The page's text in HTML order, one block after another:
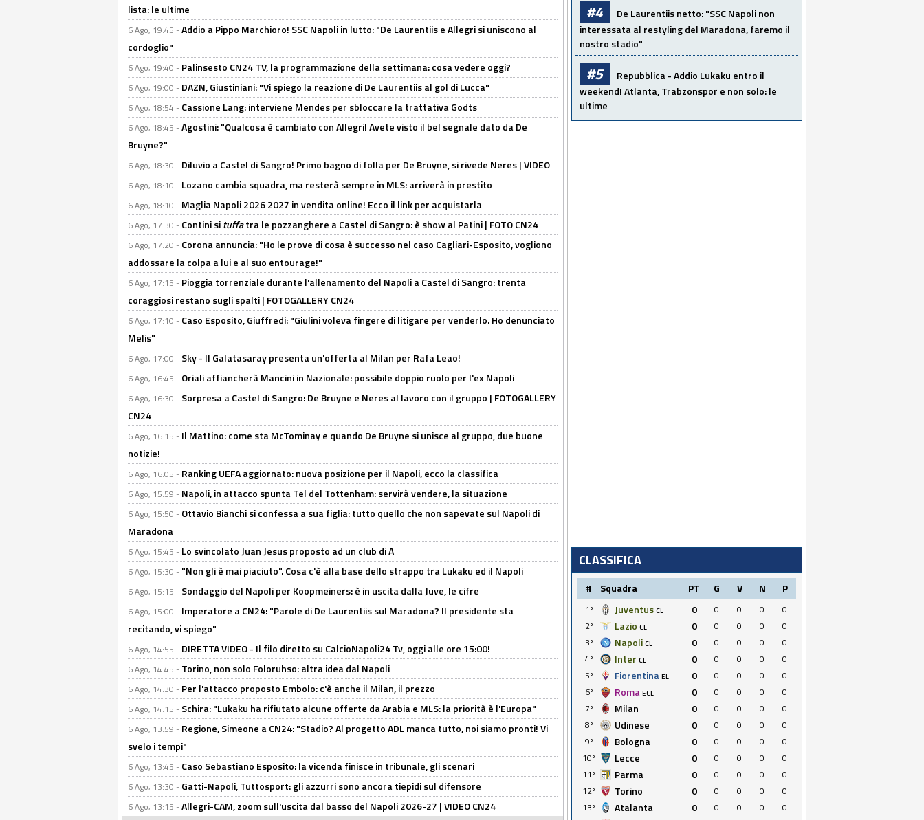
lista: le ultime
6 Ago, 19:45 -Addio a Pippo Marchioro! SSC Napoli in lutto: "De Laurentiis e Allegri si uniscono al
cordoglio"
6 Ago, 19:40 - Palinsesto CN24 TV, la programmazione della settimana: cosa vedere oggi?
6 Ago, 19:00 - DAZN, Giustiniani: "Vi spiego la reazione di De Laurentiis al gol di Lucca"
6 Ago, 18:54 - Cassione Lang: interviene Mendes per sbloccare la trattativa Godts
6 Ago, 18:45 -Agostini: "Qualcosa è cambiato con Allegri! Avete visto il bel segnale dato da De
Bruyne?"
6 Ago, 18:30 - Diluvio a Castel di Sangro! Primo bagno di folla per De Bruyne, si rivede Neres | VIDEO
6 Ago, 18:10 - Lozano cambia squadra, ma resterà sempre in MLS: arriverà in prestito
6 Ago, 18:10 - Maglia Napoli 2026 2027 in vendita online! Ecco il link per acquistarla
6 Ago, 17:30 - Contini situffatra le pozzanghere a Castel di Sangro: è show al Patini | FOTO CN24
6 Ago, 17:20 - Corona annuncia: "Ho le prove di cosa è successo nel caso Cagliari-Esposito, vogliono
addossare la colpa a lui e al suo entourage!"
6 Ago, 17:15 - Pioggia torrenziale durante l'allenamento del Napoli a Castel di Sangro: trenta
coraggiosi restano sugli spalti | FOTOGALLERY CN24
6 Ago, 17:10 - Caso Esposito, Giuffredi: "Giulini voleva fingere di litigare per venderlo. Ho denunciato
Melis"
6 Ago, 17:00 - Sky - Il Galatasaray presenta un'offerta al Milan per Rafa Leao!
6 Ago, 16:45 - Oriali affiancherà Mancini in Nazionale: possibile doppio ruolo per l'ex Napoli
6 Ago, 16:30 - Sorpresa a Castel di Sangro: De Bruyne e Neres al lavoro con il gruppo | FOTOGALLERY
CN24
6 Ago, 16:15 - Il Mattino: come sta McTominay e quando De Bruyne si unisce al gruppo, due buone
notizie!
6 Ago, 16:05 - Ranking UEFA aggiornato: nuova posizione per il Napoli, ecco la classifica
6 Ago, 15:59 - Napoli, in attacco spunta Tel del Tottenham: servirà vendere, la situazione
6 Ago, 15:50 - Ottavio Bianchi si confessa a sua figlia: tutto quello che non sapevate sul Napoli di
Maradona
6 Ago, 15:45 - Lo svincolato Juan Jesus proposto ad un club di A
6 Ago, 15:30 - "Non gli è mai piaciuto". Cosa c'è alla base dello strappo tra Lukaku ed il Napoli
6 Ago, 15:15 - Sondaggio del Napoli per Koopmeiners: è in uscita dalla Juve, le cifre
6 Ago, 15:00 - Imperatore a CN24: "Parole di De Laurentiis sul Maradona? Il presidente sta
recitando, vi spiego"
6 Ago, 14:55 - DIRETTA VIDEO - Il filo diretto su CalcioNapoli24 Tv, oggi alle ore 15:00!
6 Ago, 14:45 - Torino, non solo Foloruhso: altra idea dal Napoli
6 Ago, 14:30 - Per l'attacco proposto Embolo: c'è anche il Milan, il prezzo
6 Ago, 14:15 - Schira: "Lukaku ha rifiutato alcune offerte da Arabia e MLS: la priorità è l'Europa"
6 Ago, 13:59 - Regione, Simeone a CN24: "Stadio? Al progetto ADL manca tutto, noi siamo pronti! Vi
svelo i tempi"
6 Ago, 13:45 - Caso Sebastiano Esposito: la vicenda finisce in tribunale, gli scenari
6 Ago, 13:30 - Gatti-Napoli, Tuttosport: gli azzurri sono ancora tiepidi sul difensore
6 Ago, 13:15 -Allegri-CAM, zoom sull'uscita dal basso del Napoli 2026-27 | VIDEO CN24
#4
De Laurentiis netto: "SSC Napoli non
interessata al restyling del Maradona, faremo il
nostro stadio"
#5
Repubblica - Addio Lukaku entro il
weekend! Atlanta, Trabzonspor e non solo: le
ultime
CLASSIFICA
# Squadra PT G V N P
1º Juventus CL 0 0 0 0
0
2º
Lazio CL 0 0 0 0
0
3º
Napoli CL 0 0 0 0
0
4º
Inter CL 0 0 0 0
0
5º
Fiorentina EL 0 0 0 0
0
6º
Roma ECL 0 0 0 0
0
7º
Milan 0 0 0 0
0
8º
Udinese 0 0 0 0
0
9º
Bologna 0 0 0 0
0
10º
Lecce 0 0 0 0
0
11º
Parma 0 0 0 0
0
12º
Torino 0 0 0 0
0
13º
Atalanta 0 0 0 0
0